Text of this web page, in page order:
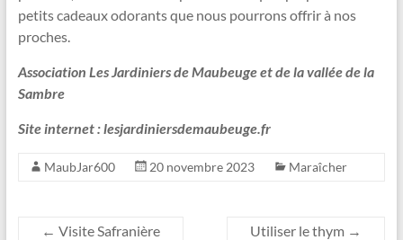
petits cadeaux odorants que nous pourrons offrir à nos
proches.
Association Les Jardiniers de Maubeuge et de la vallée de la
Sambre
Site internet : lesjardiniersdemaubeuge.fr
MaubJar600 20 novembre 2023 Maraîcher
← Visite Safranière Utiliser le thym →